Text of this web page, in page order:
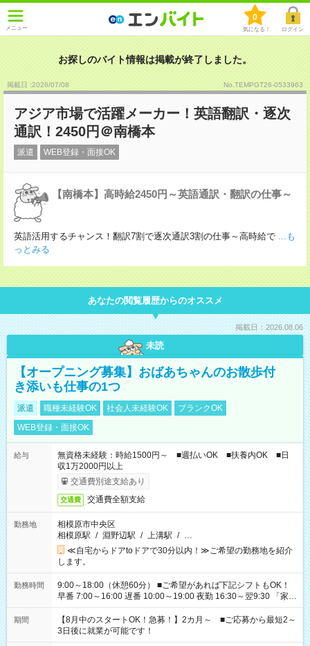
メニュー
0
気になる！ ログイン
お探しのバイト情報は掲載が終了しました。
掲載日 :2026/07/08 No.TEMPGT26-0533963
アジア市場で活躍メーカー！英語翻訳・逐次
通訳！2450円＠南橋本
派遣 WEB登録・面接OK
【南橋本】高時給2450円～英語通訳・翻訳の仕事～
英語活用するチャンス！翻訳7割で逐次通訳3割の仕事～高時給で ...も
っとみる
あなたの閲覧履歴からのオススメ
掲載日：2026.08.06
未読
【オープニング募集】おばあちゃんのお散歩付
き添いも仕事の1つ
派遣 職種未経験OK 社会人未経験OK
ブランクOK
WEB登録・面接OK
給与
無資格未経験：時給1500円～ ■週払いOK ■扶養内OK ■日
収1万2000円以上
交通費別途支給あり
交通費 交通費全額支給
勤務地
相模原市中央区
相模原駅 / 淵野辺駅 / 上溝駅 / …
≪自宅からドアtoドアで30分以内！≫ご希望の勤務地を紹介
します。
勤務時間
9:00～18:00（休憩60分） ■ご希望があれば下記シフトもOK！
早番 7:00～16:00 遅番 10:00～19:00 夜勤 16:30～翌9:30 「家族
と休みを合わせたい」 「余裕を持って夕飯の準備がしたい」
「できれば残業はしたくない」 など、ご希望を教えてください
ね。 ※Wワーク希望の方へ 今ご覧のお仕事で希望する勤務時間
と、もう1つのお仕事の勤務時間。 合計で週40時間を超える場
期間
【8月中のスタートOK！急募！】2カ月～ ■ご応募から最短2～
3日後に就業が可能です！